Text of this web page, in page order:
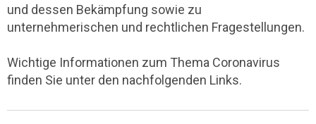
und dessen Bekämpfung sowie zu
unternehmerischen und rechtlichen Fragestellungen.
Wichtige Informationen zum Thema Coronavirus
finden Sie unter den nachfolgenden Links.